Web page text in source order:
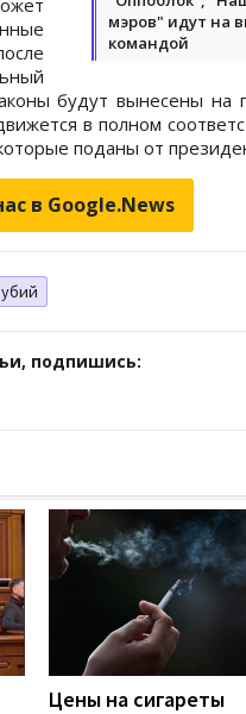
мэров" идут на
командой
будут вынесены на
в полном
поданы от
в Google.News
подпишись:
Цены на сигареты